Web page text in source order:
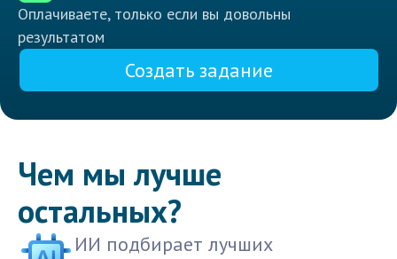
Оплачиваете, только если вы довольны
результатом
Создать задание
Чем мы лучше
остальных?
ИИ подбирает лучших